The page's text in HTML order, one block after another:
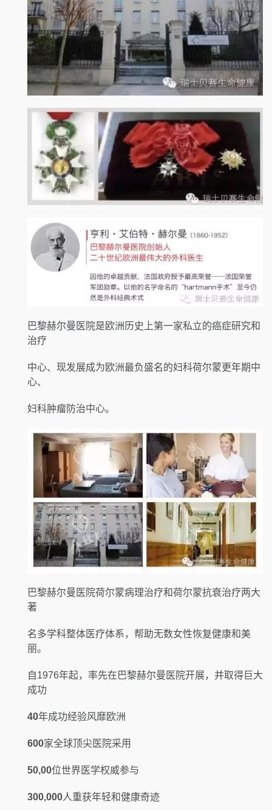
巴黎赫尔曼医院是欧洲历史上第一家私立的癌症研究和
治疗
中心、现发展成为欧洲最负盛名的妇科荷尔蒙更年期中
心、
妇科肿瘤防治中心。
巴黎赫尔曼医院荷尔蒙病理治疗和荷尔蒙抗衰治疗两大
著
名多学科整体医疗体系，帮助无数女性恢复健康和美
丽。
自1976年起，率先在巴黎赫尔曼医院开展，并取得巨大
成功
40年成功经验风靡欧洲
600家全球顶尖医院采用
50,00位世界医学权威参与
300,000人重获年轻和健康奇迹